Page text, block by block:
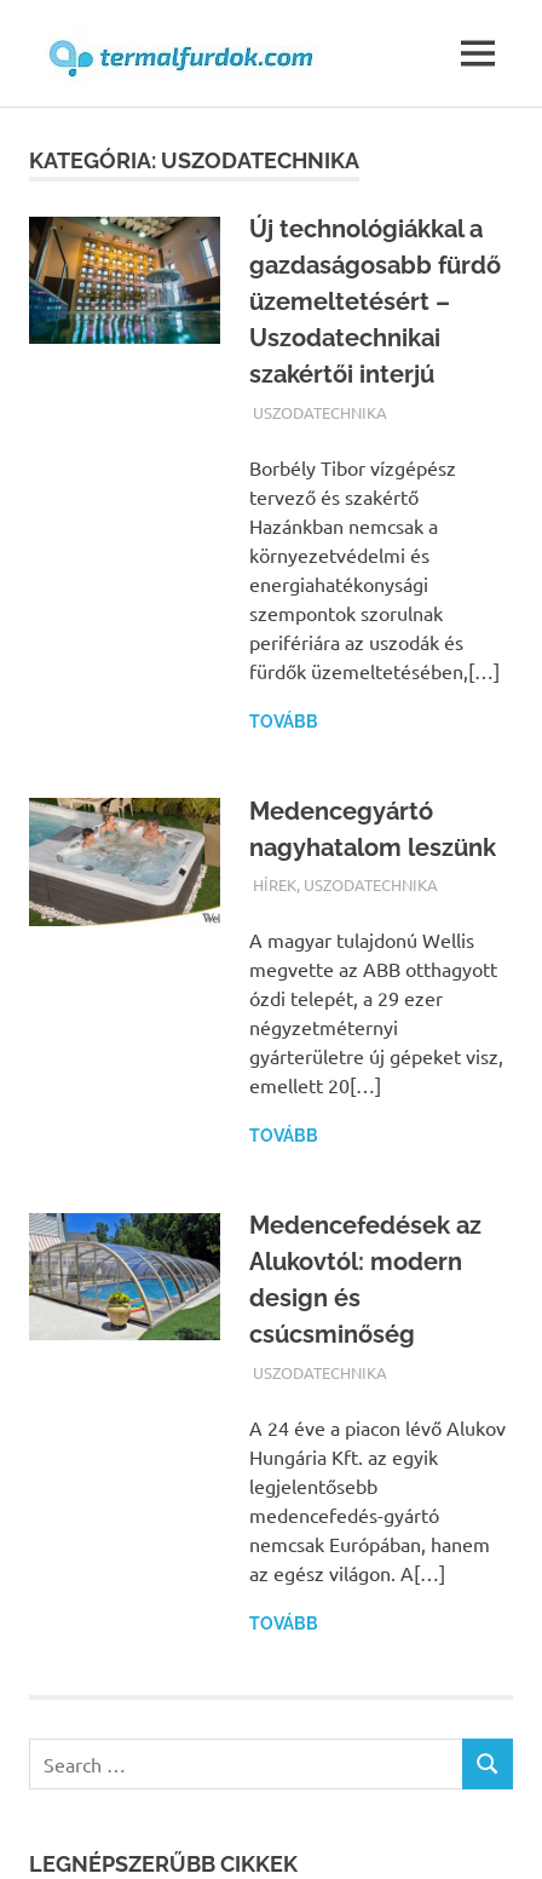
MENU
KATEGÓRIA: USZODATECHNIKA
Új technológiákkal a
gazdaságosabb fürdő
üzemeltetésért –
Uszodatechnikai
szakértői interjú
TERMALFURDOK.COM
USZODATECHNIKA
Borbély Tibor vízgépész
tervező és szakértő
Hazánkban nemcsak a
környezetvédelmi és
energiahatékonysági
szempontok szorulnak
perifériára az uszodák és
fürdők üzemeltetésében,[…]
TOVÁBB
Medencegyártó
nagyhatalom leszünk
TERMALFURDOK.COM
HÍREK, USZODATECHNIKA
A magyar tulajdonú Wellis
megvette az ABB otthagyott
ózdi telepét, a 29 ezer
négyzetméternyi
gyárterületre új gépeket visz,
emellett 20[…]
TOVÁBB
Medencefedések az
Alukovtól: modern
design és
csúcsminőség
TERMALFURDOK.COM
USZODATECHNIKA
A 24 éve a piacon lévő Alukov
Hungária Kft. az egyik
legjelentősebb
medencefedés-gyártó
nemcsak Európában, hanem
az egész világon. A[…]
TOVÁBB
for:
SEARCH
LEGNÉPSZERŰBB CIKKEK